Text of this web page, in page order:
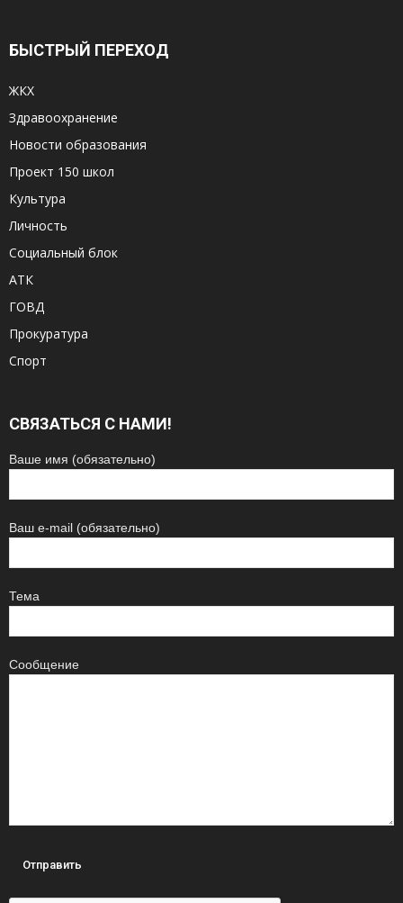
БЫСТРЫЙ ПЕРЕХОД
ЖКХ
Здравоохранение
Новости образования
Проект 150 школ
Культура
Личность
Социальный блок
АТК
ГОВД
Прокуратура
Спорт
СВЯЗАТЬСЯ С НАМИ!
Ваше имя (обязательно)
Ваш e-mail (обязательно)
Тема
Сообщение